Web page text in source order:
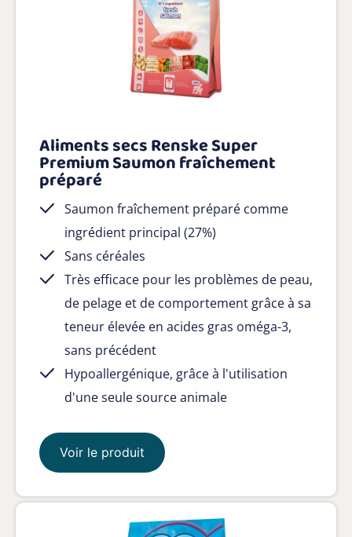
Aliments secs Renske Super
Premium Saumon fraîchement
préparé
Saumon fraîchement préparé comme
ingrédient principal (27%)
Sans céréales
Très efficace pour les problèmes de peau,
de pelage et de comportement grâce à sa
teneur élevée en acides gras oméga-3,
sans précédent
Hypoallergénique, grâce à l'utilisation
d'une seule source animale
Voir le produit